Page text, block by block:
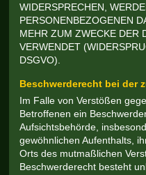
WIDERSPRECHEN,
PERSONENBEZOGENEN
MEHR ZUM ZWECKE DER
VERWENDET
DSGVO).
Beschwerde­recht bei der
Im Falle von Verstößen
Betroffenen ein
Aufsichtsbehörde,
gewöhnlichen Aufenthalts,
Orts des mutmaßlichen
Beschwerderecht besteht